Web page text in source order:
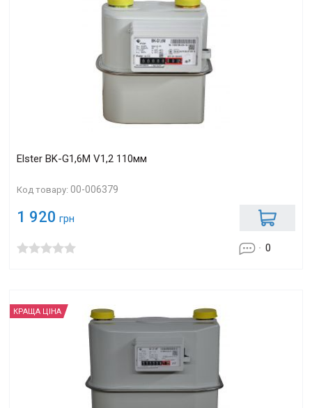
Elster BK-G1,6М V1,2 110мм
Код товару:00-006379
1 920 грн
0
КРАЩА ЦІНА